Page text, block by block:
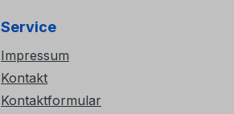
Service
Impressum
Kontakt
Kontaktformular